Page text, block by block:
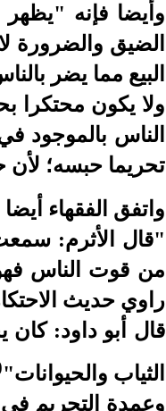
وأيضا فإنه "يظهر
الضيق والضرورة
البيع مما يضر
ولا يكون محتكرا
الناس بالموجود
تحريما حبسه؛
واتفق الفقهاء
"قال الأثرم:
من قوت الناس
راوي حديث
قال أبو داود: كان
الثياب والحيوانات"
وعمدة التحريم